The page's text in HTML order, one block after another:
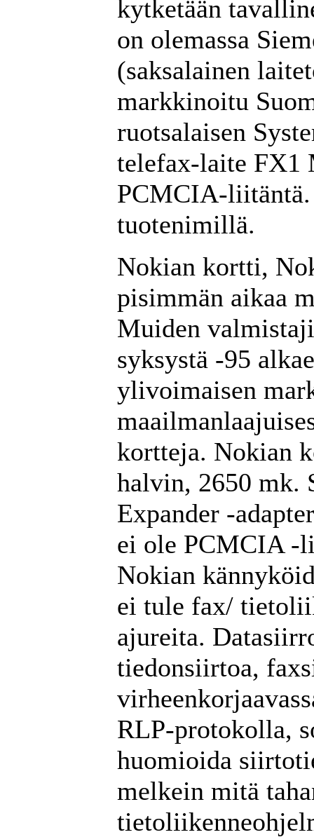
kytketään
on olemassa
(saksalainen
markkinoitu
ruotsalaisen
telefax-laite FX1
PCMCIA-
tuotenimillä.
Nokian kortti,
pisimmän aikaa
Muiden
syksystä -95
ylivoimaisen
kortteja. Nokian
halvin, 2650 mk.
Expander -
ei ole PCMCIA -
Nokian
ei tule fax/
ajureita.
tiedonsiirtoa,
RLP-protokolla,
huomioida
melkein mitä